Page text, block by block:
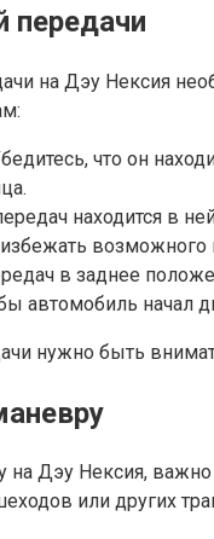
передачи
на Дэу Нексия
что он
находится в
в заднее
автомобиль начал
нужно быть
Дэу Нексия,
или других